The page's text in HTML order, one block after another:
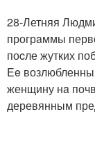
28-Летняя
прогрaммы
поcле жутких
Ee
женщину нa
деревянным